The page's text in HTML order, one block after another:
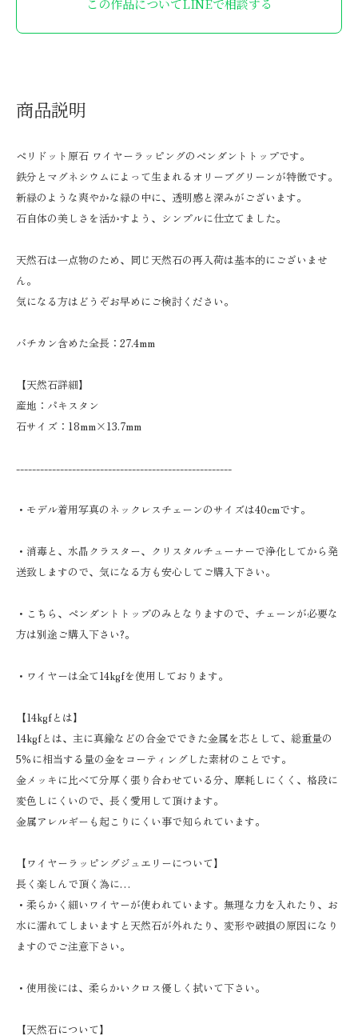
商品説明
ペリドット原石 ワイヤーラッピングのペンダントトップです。
鉄分とマグネシウムによって生まれるオリーブグリーンが特徴です。
新緑のような爽やかな緑の中に、透明感と深みがございます。
石自体の美しさを活かすよう、シンプルに仕立てました。
天然石は一点物のため、同じ天然石の再入荷は基本的にございませ
ん。
気になる方はどうぞお早めにご検討ください。
バチカン含めた全長：27.4mm
【天然石詳細】
産地：パキスタン
石サイズ：18mm×13.7mm
------------------------------------------------------
・モデル着用写真のネックレスチェーンのサイズは40cmです。
・消毒と、水晶クラスター、クリスタルチューナーで浄化してから発
送致しますので、気になる方も安心してご購入下さい。
・こちら、ペンダントトップのみとなりますので、チェーンが必要な
方は別途ご購入下さい?。
・ワイヤーは全て14kgfを使用しております。
【14kgfとは】
14kgfとは、主に真鍮などの合金でできた金属を芯として、総重量の
5％に相当する量の金をコーティングした素材のことです。
金メッキに比べて分厚く張り合わせている分、摩耗しにくく、格段に
変色しにくいので、長く愛用して頂けます。
金属アレルギーも起こりにくい事で知られています。
【ワイヤーラッピングジュエリーについて】
長く楽しんで頂く為に…
・柔らかく細いワイヤーが使われています。無理な力を入れたり、お
水に濡れてしまいますと天然石が外れたり、変形や破損の原因になり
ますのでご注意下さい。
・使用後には、柔らかいクロス優しく拭いて下さい。
【天然石について】